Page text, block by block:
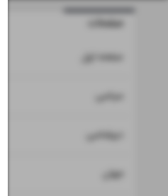
صفحات
صفحه اول
سیاسی
دیپلماسی
جهان